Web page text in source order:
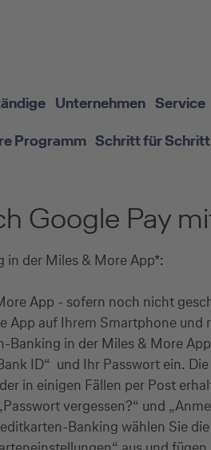
Unternehmen Service
Programm Schritt für Schritt
Google Pay
der Miles & More App*:
App - sofern noch nicht
App auf Ihrem Smartphone und
Banking in der Miles & More
ID“ und Ihr Passwort ein.
in einigen Fällen per Post
Passwort vergessen?“ und „
Banking wählen Sie